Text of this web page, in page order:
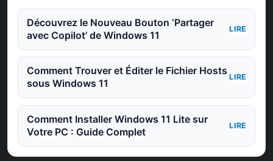
Découvrez le Nouveau Bouton ‘Partager
avec Copilot’ de Windows 11
LIRE
Comment Trouver et Éditer le Fichier Hosts
sous Windows 11
LIRE
Comment Installer Windows 11 Lite sur
Votre PC : Guide Complet
LIRE